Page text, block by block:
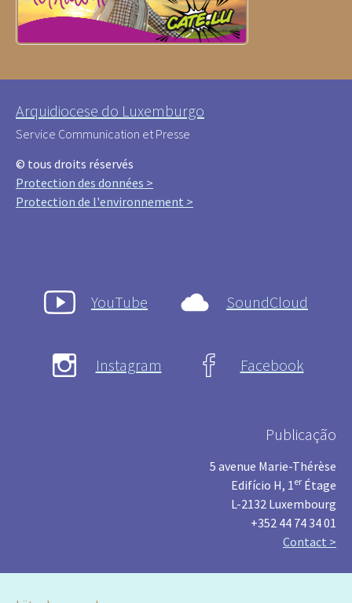
Arquidiocese do Luxemburgo
Service Communication et Presse
© tous droits réservés
Protection des données >
Protection de l'environnement >
YouTube SoundCloud
Instagram Facebook
Publicação
5 avenue Marie-Thérèse
Edifício H, 1 er Étage
L-2132 Luxembourg
+352 44 74 34 01
Contact >